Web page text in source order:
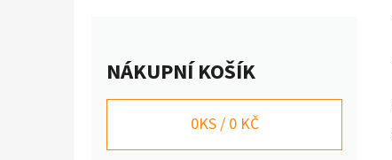
NÁKUPNÍ KOŠÍK
0KS / 0 KČ
200 Kč